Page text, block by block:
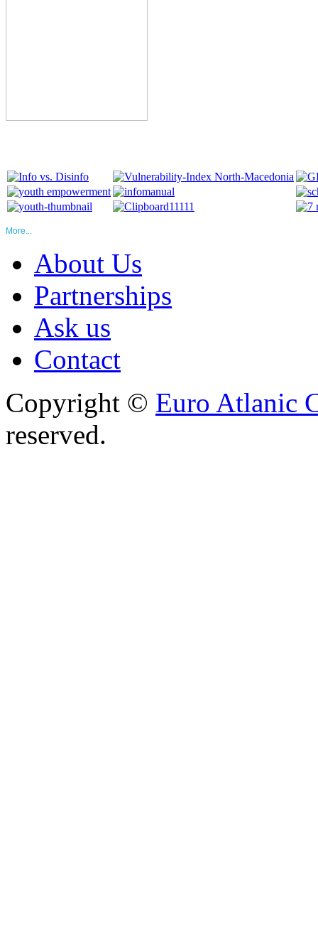
More...
About Us
Partnerships
Ask us
Contact
Copyright © Euro Atlanic
reserved.